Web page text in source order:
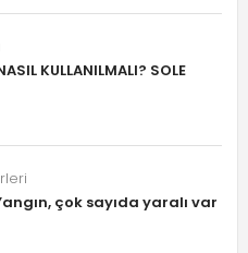
KULLANILMALI? SOLE
çok sayıda yaralı var